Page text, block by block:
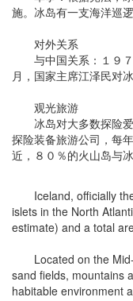
施。冰岛有一支海洋巡
对外关系
与中国关系：１９７
月，国家主席江泽民对
观光旅游
冰岛对大多数探险爱
探险装备旅游公司，每
近，８０％的火山岛与
Iceland, officially the
islets in the North
estimate) and a total
Located on the Mid-
sand fields, mountains
habitable environment